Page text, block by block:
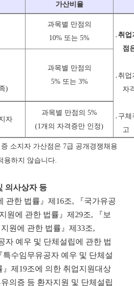
가산비율
과목별 만점의
10% 또는 5%
․ 취업
점
․취
자
․구
고
)
과목별 만점의
5% 또는 3%
자
과목별 만점의 5%
(1개의 자격증만 인정)
소지자 가산점은 7급 공개경쟁채용
용하지 않습니다.
의사상자 등
관한 법률』제16조, 『국가유공
원에 관한 법률』제29조, 『보
원에 관한 법률』제33조,
자 예우 및 단체설립에 관한 법
특수임무유공자 예우 및 단체설
』제19조에 의한 취업지원대상
의증 등 환자지원 및 단체설립